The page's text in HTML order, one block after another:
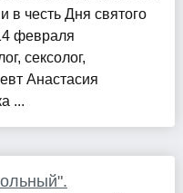
в честь Дня святого
февраля
сексолог,
Анастасия
...